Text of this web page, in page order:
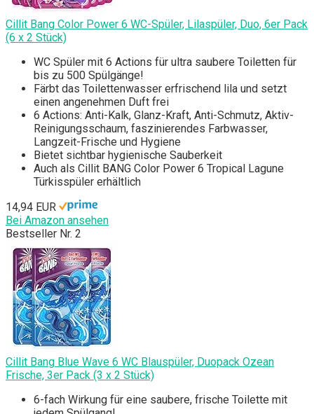
Cillit Bang Color Power 6 WC-Spüler, Lilaspüler, Duo, 6er Pack
(6 x 2 Stück)
WC Spüler mit 6 Actions für ultra saubere Toiletten für
bis zu 500 Spülgänge!
Färbt das Toilettenwasser erfrischend lila und setzt
einen angenehmen Duft frei
6 Actions: Anti-Kalk, Glanz-Kraft, Anti-Schmutz, Aktiv-
Reinigungsschaum, faszinierendes Farbwasser,
Langzeit-Frische und Hygiene
Bietet sichtbar hygienische Sauberkeit
Auch als Cillit BANG Color Power 6 Tropical Lagune
Türkisspüler erhältlich
14,94 EUR
Bei Amazon ansehen
Bestseller Nr. 2
Cillit Bang Blue Wave 6 WC Blauspüler, Duopack Ozean
Frische, 3er Pack (3 x 2 Stück)
6-fach Wirkung für eine saubere, frische Toilette mit